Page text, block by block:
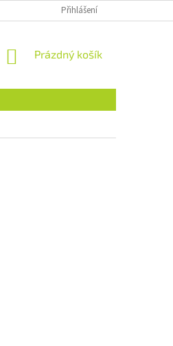
DOPRAVA
Přihlášení
NÁKUPNÍ
Prázdný košík